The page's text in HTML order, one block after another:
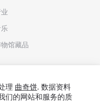
馆藏品
理 曲奇饼. 数据资料
们的网站和服务的质